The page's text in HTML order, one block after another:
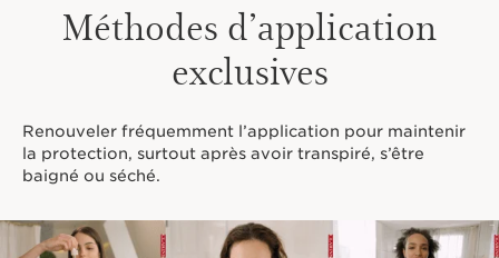
Méthodes d’application
exclusives
Renouveler fréquemment l’application pour maintenir
la protection, surtout après avoir transpiré, s’être
baigné ou séché.